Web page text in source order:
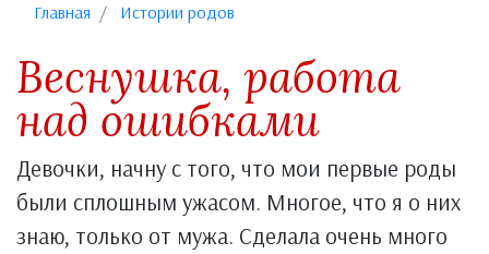
Главная Истории родов
Веснушка, работа
над ошибками
Девочки, начну с того, что мои первые роды
были сплошным ужасом. Многое, что я о них
знаю, только от мужа. Сделала очень много